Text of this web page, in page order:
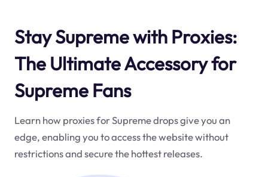
Stay Supreme with Proxies:
The Ultimate Accessory for
Supreme Fans
Learn how proxies for Supreme drops give you an
edge, enabling you to access the website without
restrictions and secure the hottest releases.